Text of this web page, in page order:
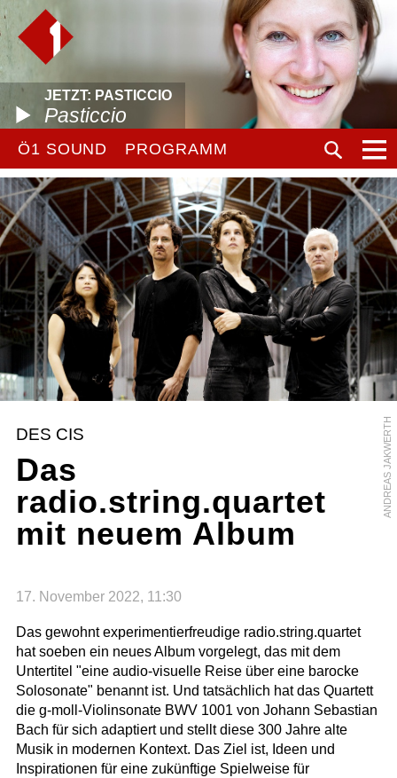
JETZT: PASTICCIO
Pasticcio
Ö1 SOUND PROGRAMM
ANDREAS JAKWERTH
DES CIS
Das
radio.string.quartet
mit neuem Album
17. November 2022, 11:30
Das gewohnt experimentierfreudige radio.string.quartet
hat soeben ein neues Album vorgelegt, das mit dem
Untertitel "eine audio-visuelle Reise über eine barocke
Solosonate" benannt ist. Und tatsächlich hat das Quartett
die g-moll-Violinsonate BWV 1001 von Johann Sebastian
Bach für sich adaptiert und stellt diese 300 Jahre alte
Musik in modernen Kontext. Das Ziel ist, Ideen und
Inspirationen für eine zukünftige Spielweise für